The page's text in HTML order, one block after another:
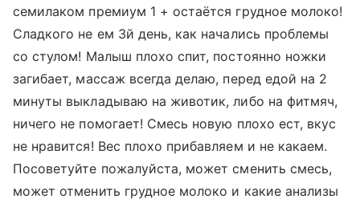
семилаком премиум 1 + остаётся грудное молоко!
Сладкого не ем 3й день, как начались проблемы
со стулом! Малыш плохо спит, постоянно ножки
загибает, массаж всегда делаю, перед едой на 2
минуты выкладываю на животик, либо на фитмяч,
ничего не помогает! Смесь новую плохо ест, вкус
не нравится! Вес плохо прибавляем и не какаем.
Посоветуйте пожалуйста, может сменить смесь,
может отменить грудное молоко и какие анализы